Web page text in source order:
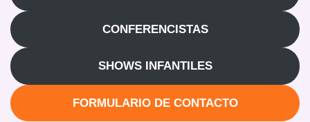
CONFERENCISTAS
SHOWS INFANTILES
FORMULARIO DE CONTACTO